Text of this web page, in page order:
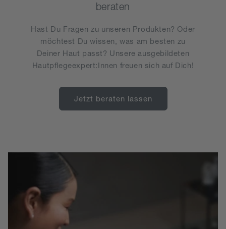
beraten
Hast Du Fragen zu unseren Produkten? Oder
möchtest Du wissen, was am besten zu
Deiner Haut passt? Unsere ausgebildeten
Hautpflegeexpert:Innen freuen sich auf Dich!
Jetzt beraten lassen